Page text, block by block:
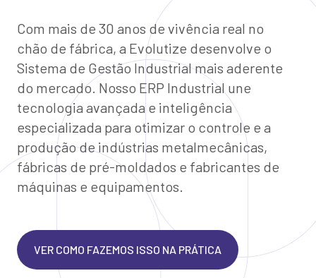
Com mais de 30 anos de vivência real no
chão de fábrica, a Evolutize desenvolve o
Sistema de Gestão Industrial mais aderente
do mercado. Nosso ERP Industrial une
tecnologia avançada e inteligência
especializada para otimizar o controle e a
produção de indústrias metalmecânicas,
fábricas de pré-moldados e fabricantes de
máquinas e equipamentos.
VER COMO FAZEMOS ISSO NA PRÁTICA